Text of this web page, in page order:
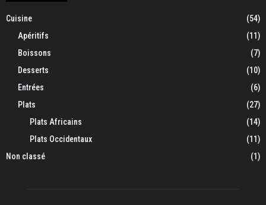
Cuisine
(54)
Apéritifs
(11)
Boissons
(7)
Desserts
(10)
Entrées
(6)
Plats
(27)
Plats Africains
(14)
Plats Occidentaux
(11)
Non classé
(1)